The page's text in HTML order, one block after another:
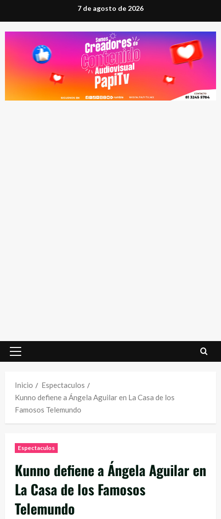
al
contenido
7 de agosto de 2026
Menú
Inicio
Espectaculos
Kunno defiene a Ángela Aguilar en La Casa de los
Famosos Telemundo
Espectaculos
Kunno defiene a Ángela Aguilar en
La Casa de los Famosos
Telemundo